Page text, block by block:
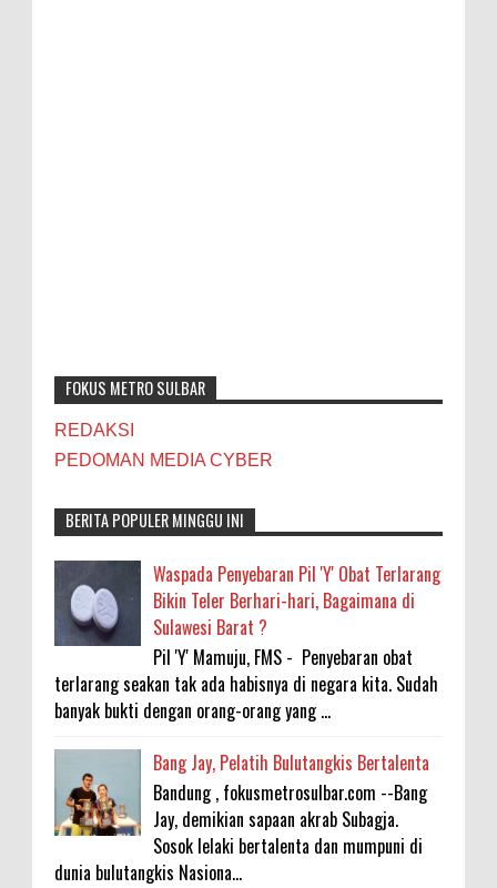
FOKUS METRO SULBAR
REDAKSI
PEDOMAN MEDIA CYBER
BERITA POPULER MINGGU INI
Waspada Penyebaran Pil 'Y' Obat Terlarang
Bikin Teler Berhari-hari, Bagaimana di
Sulawesi Barat ?
Pil 'Y' Mamuju, FMS - Penyebaran obat
terlarang seakan tak ada habisnya di negara kita. Sudah
banyak bukti dengan orang-orang yang ...
Bang Jay, Pelatih Bulutangkis Bertalenta
Bandung , fokusmetrosulbar.com --Bang
Jay, demikian sapaan akrab Subagja.
Sosok lelaki bertalenta dan mumpuni di
dunia bulutangkis Nasiona...